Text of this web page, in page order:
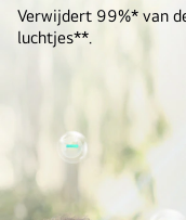
Verwijdert 99%* van
luchtjes**.